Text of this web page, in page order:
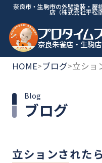
奈良市・生駒市の外壁塗装・屋
店（株式会社平松
奈良朱雀店・生駒店
HOME>ブログ>立ショ
ブログ
Blog
立ションされた